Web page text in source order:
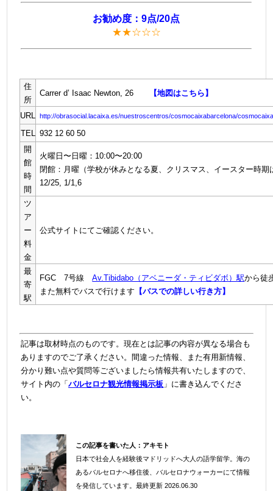
お勧め度：9点/20点
★★☆☆☆
住
所
Carrer d’ Isaac Newton, 26 【地図はこちら】
URL http://obrasocial.lacaixa.es/nuestroscentros/cosmocaixabarcelona/
TEL
932 12 60 50
開
館
時
間
火曜日〜日曜：10:00〜20:00
閉館：月曜（学校が休みとなる夏、クリスマス、イースター時期
12/25, 1/1,6
ツ
ア
ー
料
金
公式サイトにてご確認ください。
最
寄
駅
FGC 7号線Av.Tibidabo（アベニーダ・ティビダボ）駅から徒
また無料でバスで行けます 【バスでの詳しい行き方】
記事は取材時点のものです。現在とは記事の内容が異なる場合も
ありますのでご了承ください。間違った情報、また有用新情報、
分かり難い点や質問等ございましたら情報共有いたしますので、
サイト内の「バルセロナ観光情報掲示板 」に書き込んでくださ
い。
この記事を書いた人： アキモト
日本で社会人を経験後マドリッドへ大人の語学留学。海の
あるバルセロナへ移住後、バルセロナウォーカーにて情報
を発信しています。最終更新 2026.06.30